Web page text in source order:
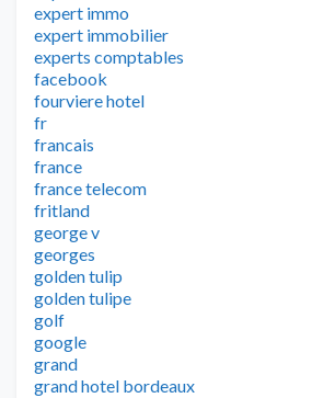
expert immo
expert immobilier
experts comptables
facebook
fourviere hotel
fr
francais
france
france telecom
fritland
george v
georges
golden tulip
golden tulipe
golf
google
grand
grand hotel bordeaux